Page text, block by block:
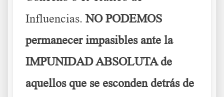
Influencias.NO PODEMOS
permanecer impasibles ante la
IMPUNIDAD ABSOLUTA de
aquellos que se esconden detrás de